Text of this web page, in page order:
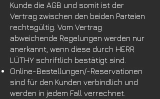
Kunde die AGB und somit ist der
Vertrag zwischen den beiden Parteien
rechtsgültig. Vom Vertrag
abweichende Regelungen werden nur
anerkannt, wenn diese durch HERR
LÜTHY schriftlich bestätigt sind.
Online-Bestellungen/-Reservationen
sind für den Kunden verbindlich und
werden in jedem Fall verrechnet.